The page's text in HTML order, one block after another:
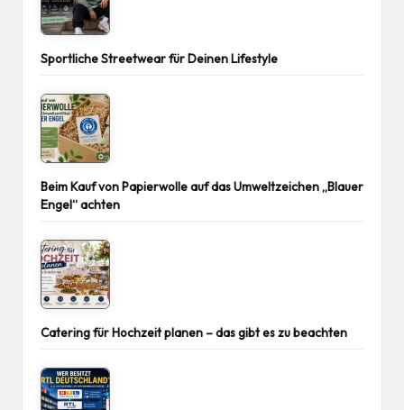
Sportliche Streetwear für Deinen Lifestyle
Beim Kauf von Papierwolle auf das Umweltzeichen „Blauer
Engel“ achten
Catering für Hochzeit planen – das gibt es zu beachten